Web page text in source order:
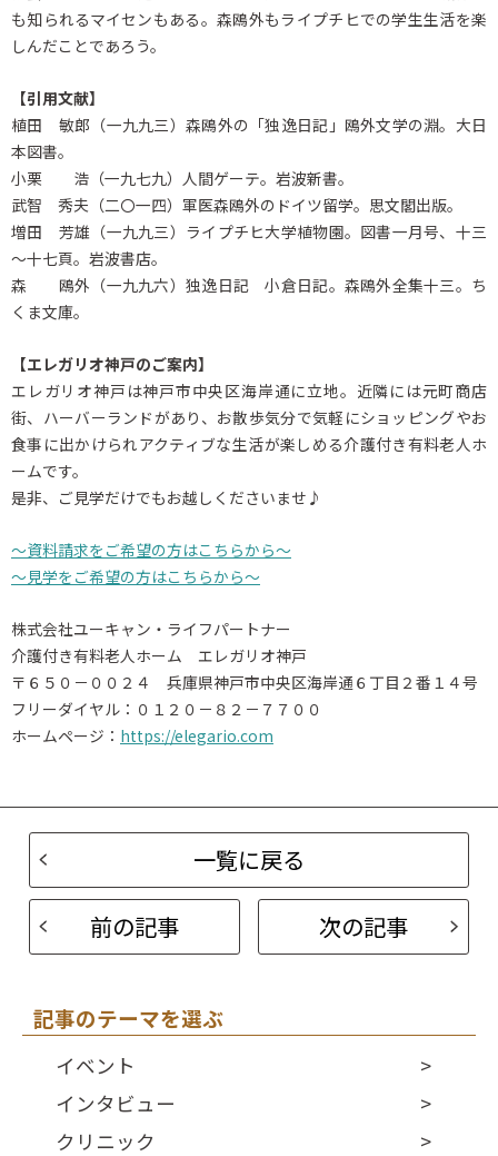
も知られるマイセンもある。森鴎外もライプチヒでの学生生活を楽
しんだことであろう。
【引用文献】
植田 敏郎（一九九三）森鴎外の「独逸日記」鴎外文学の淵。大日
本図書。
小栗 浩（一九七九）人間ゲーテ。岩波新書。
武智 秀夫（二〇一四）軍医森鴎外のドイツ留学。思文閣出版。
増田 芳雄（一九九三）ライプチヒ大学植物園。図書一月号、十三
～十七頁。岩波書店。
森 鴎外（一九九六）独逸日記 小倉日記。森鴎外全集十三。ち
くま文庫。
【エレガリオ神戸のご案内】
エレガリオ神戸は神戸市中央区海岸通に立地。近隣には元町商店
街、ハーバーランドがあり、お散歩気分で気軽にショッピングやお
食事に出かけられアクティブな生活が楽しめる介護付き有料老人ホ
ームです。
是非、ご見学だけでもお越しくださいませ♪
～資料請求をご希望の方はこちらから～
～見学をご希望の方はこちらから～
株式会社ユーキャン・ライフパートナー
介護付き有料老人ホーム エレガリオ神戸
〒６５０－００２４ 兵庫県神戸市中央区海岸通６丁目２番１４号
フリーダイヤル：０１２０－８２－７７００
ホームページ： https://elegario.com
一覧に戻る
前の記事
次の記事
記事のテーマを選ぶ
イベント
インタビュー
クリニック